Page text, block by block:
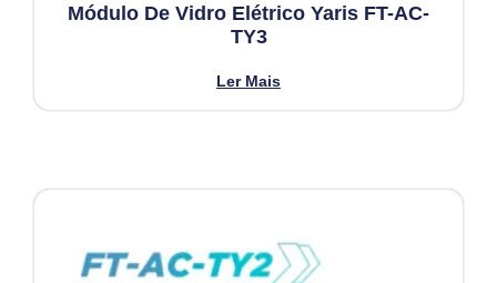
Módulo De Vidro Elétrico Yaris FT-AC-
TY3
Ler Mais